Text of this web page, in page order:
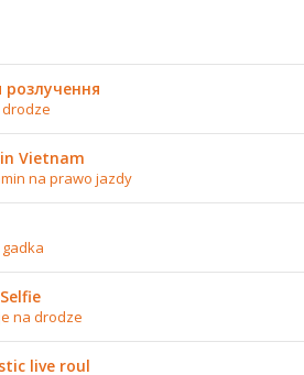
Vietnam
na prawo jazdy
na drodze
live roul